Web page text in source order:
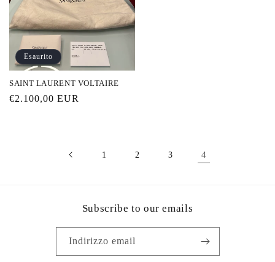
Esaurito
SAINT LAURENT VOLTAIRE
Prezzo
€2.100,00 EUR
1 2 3 4
Subscribe to our emails
Indirizzo email